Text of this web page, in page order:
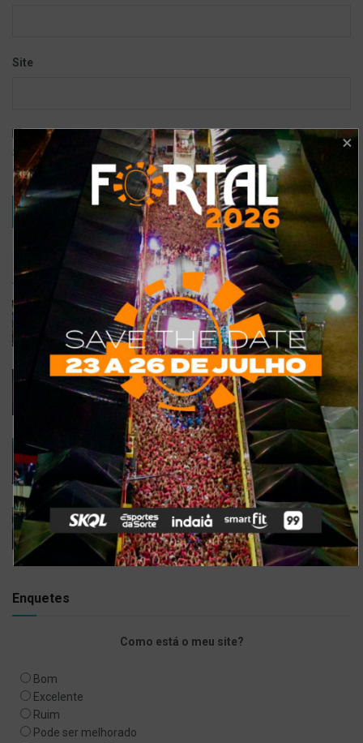
Site
Salvar meus dados neste navegador para a próxima vez que eu
comentar.
COMMENTS RECENTES
Confira a programação completa do São João de
Maracanaú 2022
19 DE JULHO DE 2022
Confira 5 restaurantes temáticos em Fortaleza
para visitar neste feriado
6 DE SETEMBRO DE 2021
Gusttavo Lima inicia venda de ingressos para
festival em navio luxuoso; saiba mais
9 DE JULHO DE 2021
Bell Marques confirma live especial com
repertório do show ‘Só As Antigas’
6 DE ABRIL DE 2020
Enquetes
Como está o meu site?
Bom
Excelente
Ruim
Pode ser melhorado